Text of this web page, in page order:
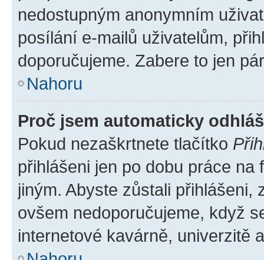
nedostupným anonymním
posílání e-mailů uživatelům,
doporučujeme. Zabere to jen
Nahoru
Proč jsem automaticky
Pokud nezaškrtnete tlačítko
přihlášeni jen po dobu práce
jiným. Abyste zůstali přihlášeni,
ovšem nedoporučujeme, když
internetové kavárně, univerzitě